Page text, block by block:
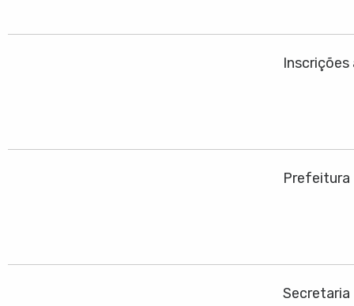
Prefeitura
Secretaria